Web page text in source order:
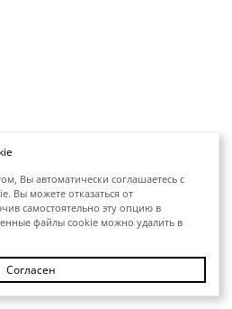
Вы автоматически соглашаетесь с
Вы можете отказаться от
самостоятельно эту опцию в
файлы cookie можно удалить в
Согласен